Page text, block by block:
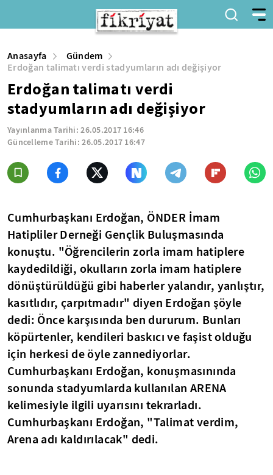
Anasayfa
Gündem
Erdoğan talimatı verdi stadyumların adı değişiyor
Erdoğan talimatı verdi
stadyumların adı değişiyor
Yayınlanma Tarihi:26.05.2017 16:46
Güncelleme Tarihi:26.05.2017 16:47
Cumhurbaşkanı Erdoğan, ÖNDER İmam
Hatipliler Derneği Gençlik Buluşmasında
konuştu. "Öğrencilerin zorla imam hatiplere
kaydedildiği, okulların zorla imam hatiplere
dönüştürüldüğü gibi haberler yalandır, yanlıştır,
kasıtlıdır, çarpıtmadır" diyen Erdoğan şöyle
dedi: Önce karşısında ben dururum. Bunları
köpürtenler, kendileri baskıcı ve faşist olduğu
için herkesi de öyle zannediyorlar.
Cumhurbaşkanı Erdoğan, konuşmasınında
sonunda stadyumlarda kullanılan ARENA
kelimesiyle ilgili uyarısını tekrarladı.
Cumhurbaşkanı Erdoğan, "Talimat verdim,
Arena adı kaldırılacak" dedi.